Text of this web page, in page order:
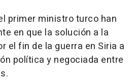
primer ministro turco han
en que la solución a la
el fin de la guerra en Siria a
política y negociada entre